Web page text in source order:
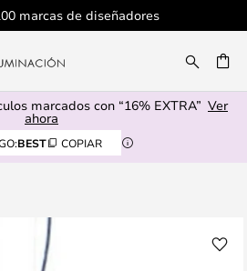
marcas de diseñadores
marcados con “16% EXTRA” Ver
ahora
BEST COPIAR